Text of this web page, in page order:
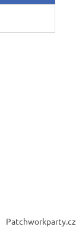
Patchworkparty.cz